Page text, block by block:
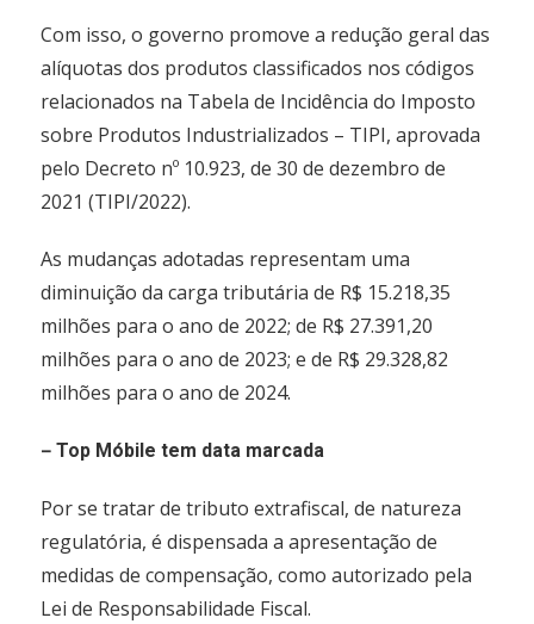
Com isso, o governo promove a redução geral das
alíquotas dos produtos classificados nos códigos
relacionados na Tabela de Incidência do Imposto
sobre Produtos Industrializados – TIPI, aprovada
pelo Decreto nº 10.923, de 30 de dezembro de
2021 (TIPI/2022).
As mudanças adotadas representam uma
diminuição da carga tributária de R$ 15.218,35
milhões para o ano de 2022; de R$ 27.391,20
milhões para o ano de 2023; e de R$ 29.328,82
milhões para o ano de 2024.
–Top Móbile tem data marcada
Por se tratar de tributo extrafiscal, de natureza
regulatória, é dispensada a apresentação de
medidas de compensação, como autorizado pela
Lei de Responsabilidade Fiscal.